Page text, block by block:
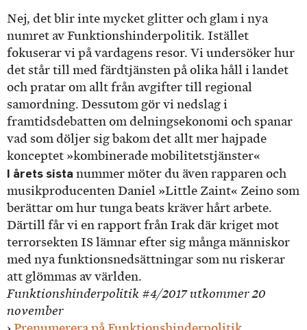
Nej, det blir inte mycket glitter och glam i nya
numret av Funktionshinderpolitik. Istället
fokuserar vi på vardagens resor. Vi undersöker hur
det står till med färdtjänsten på olika håll i landet
och pratar om allt från avgifter till regional
samordning. Dessutom gör vi nedslag i
framtidsdebatten om delningsekonomi och spanar
vad som döljer sig bakom det allt mer hajpade
konceptet »kombinerade mobilitetstjänster«
I årets sista nummer möter du även rapparen och
musikproducenten Daniel »Little Zaint« Zeino som
berättar om hur tunga beats kräver hårt arbete.
Därtill får vi en rapport från Irak där kriget mot
terrorsekten IS lämnar efter sig många människor
med nya funktionsnedsättningar som nu riskerar
att glömmas av världen.
Funktionshinderpolitik #4/2017 utkommer 20
november